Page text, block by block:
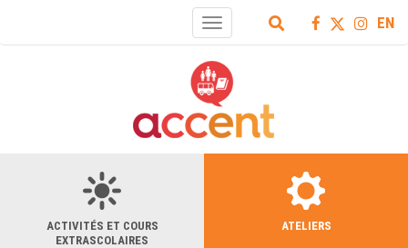
EN
Toggle
navigation
ACTIVITÉS ET COURS
EXTRASCOLAIRES
ATELIERS